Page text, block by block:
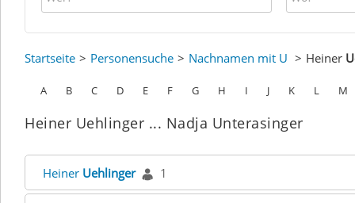
Startseite Personensuche Nachnamen mit U Heiner
A B C D E F G H I J K L M
Heiner Uehlinger ... Nadja Unterasinger
Heiner Uehlinger 1